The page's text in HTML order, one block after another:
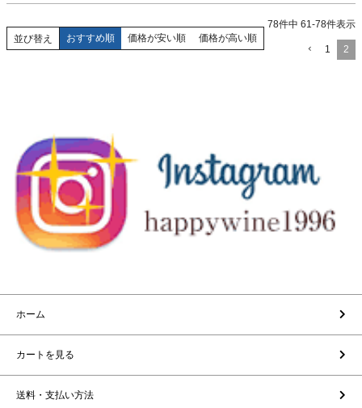
並び替え おすすめ順 価格が安い順 価格が高い順
78件中 61 -78件表示
1 2
ホーム
カートを見る
送料・支払い方法